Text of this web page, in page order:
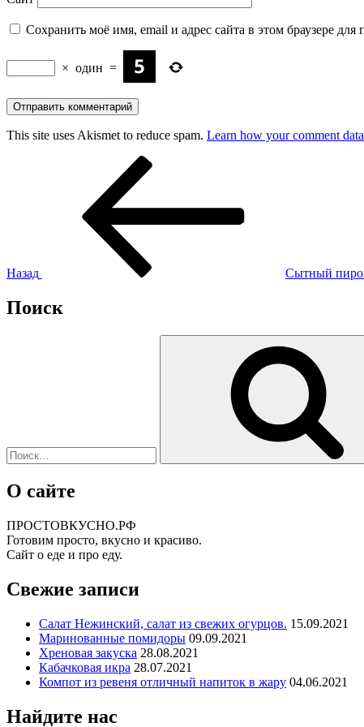
Сохранить моё имя, email и адрес сайта в этом браузере
× один =
This site uses Akismet to reduce spam. Learn how your comment
Назад Сытный
Поиск
О сайте
ПРОСТОВКУСНО.РФ
Готовим просто, вкусно и красиво.
Сайт о еде и про еду.
Свежие записи
Салат Нежинский, салат из свежих огурцов. 15.09.2021
Маринованные помидоры 09.09.2021
Хреновая закуска 28.08.2021
Кабачковая икра 28.07.2021
Компот из ревеня отличный напиток в жару 04.06.2021
Найдите нас